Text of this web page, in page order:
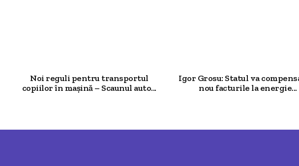
Noi reguli pentru transportul
copiilor în mașină – Scaunul auto...
Igor Grosu: Statul va
nou facturile la energie...